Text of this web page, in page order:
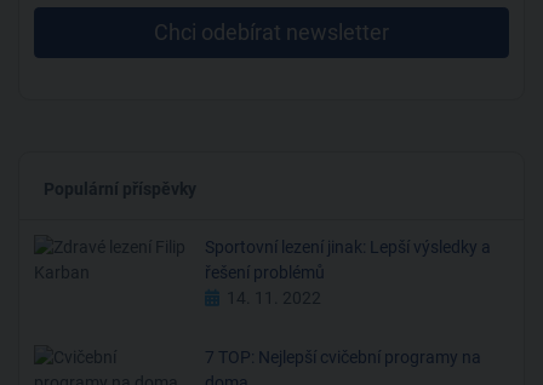
Chci odebírat newsletter
Populární příspěvky
Sportovní lezení jinak: Lepší výsledky a
řešení problémů
14. 11. 2022
7 TOP: Nejlepší cvičební programy na